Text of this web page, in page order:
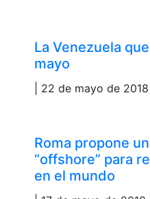
La Venezuela
mayo
| 22 de mayo de 2018
Roma propone
“offshore” para
en el mundo